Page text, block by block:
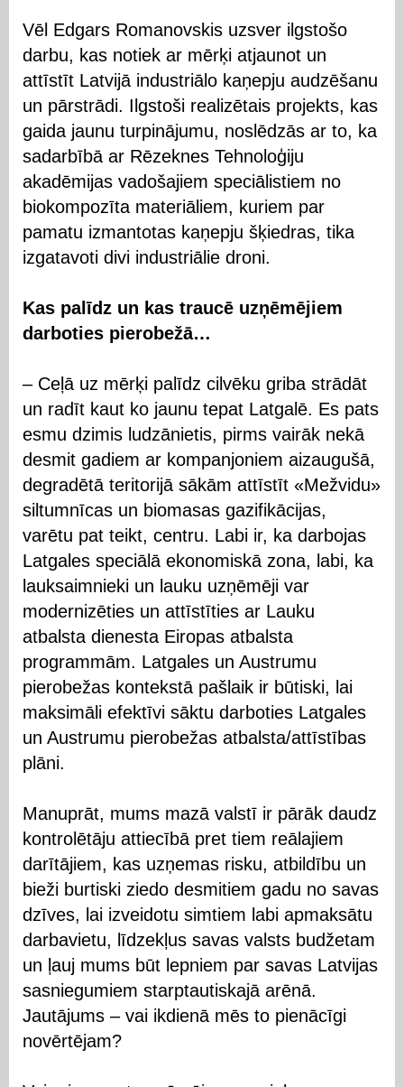
Vēl Edgars Romanovskis uzsver ilgstošo
darbu, kas notiek ar mērķi atjaunot un
attīstīt Latvijā industriālo kaņepju audzēšanu
un pārstrādi. Ilgstoši realizētais projekts, kas
gaida jaunu turpinājumu, noslēdzās ar to, ka
sadarbībā ar Rēzeknes Tehnoloģiju
akadēmijas vadošajiem speciālistiem no
biokompozīta materiāliem, kuriem par
pamatu izmantotas kaņepju šķiedras, tika
izgatavoti divi industriālie droni.
Kas palīdz un kas traucē uzņēmējiem
darboties pierobežā…
– Ceļā uz mērķi palīdz cilvēku griba strādāt
un radīt kaut ko jaunu tepat Latgalē. Es pats
esmu dzimis ludzānietis, pirms vairāk nekā
desmit gadiem ar kompanjoniem aizaugušā,
degradētā teritorijā sākām attīstīt «Mežvidu»
siltumnīcas un biomasas gazifikācijas,
varētu pat teikt, centru. Labi ir, ka darbojas
Latgales speciālā ekonomiskā zona, labi, ka
lauksaimnieki un lauku uzņēmēji var
modernizēties un attīstīties ar Lauku
atbalsta dienesta Eiropas atbalsta
programmām. Latgales un Austrumu
pierobežas kontekstā pašlaik ir būtiski, lai
maksimāli efektīvi sāktu darboties Latgales
un Austrumu pierobežas atbalsta/attīstības
plāni.
Manuprāt, mums mazā valstī ir pārāk daudz
kontrolētāju attiecībā pret tiem reālajiem
darītājiem, kas uzņemas risku, atbildību un
bieži burtiski ziedo desmitiem gadu no savas
dzīves, lai izveidotu simtiem labi apmaksātu
darbavietu, līdzekļus savas valsts budžetam
un ļauj mums būt lepniem par savas Latvijas
sasniegumiem starptautiskajā arēnā.
Jautājums – vai ikdienā mēs to pienācīgi
novērtējam?